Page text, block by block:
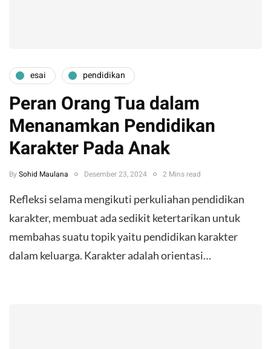
esai pendidikan
Peran Orang Tua dalam
Menanamkan Pendidikan
Karakter Pada Anak
By Sohid Maulana Desember 23, 2024 2 Mins read
Refleksi selama mengikuti perkuliahan pendidikan
karakter, membuat ada sedikit ketertarikan untuk
membahas suatu topik yaitu pendidikan karakter
dalam keluarga. Karakter adalah orientasi…